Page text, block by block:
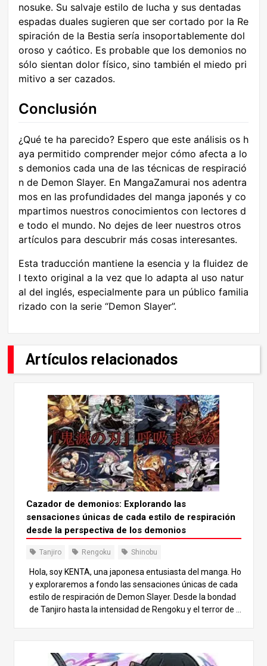
nosuke. Su salvaje estilo de lucha y sus dentadas
espadas duales sugieren que ser cortado por la Re
spiración de la Bestia sería insoportablemente dol
oroso y caótico. Es probable que los demonios no
sólo sientan dolor físico, sino también el miedo pri
mitivo a ser cazados.
Conclusión
¿Qué te ha parecido? Espero que este análisis os h
aya permitido comprender mejor cómo afecta a lo
s demonios cada una de las técnicas de respiració
n de Demon Slayer. En MangaZamurai nos adentra
mos en las profundidades del manga japonés y co
mpartimos nuestros conocimientos con lectores d
e todo el mundo. No dejes de leer nuestros otros
artículos para descubrir más cosas interesantes.
Esta traducción mantiene la esencia y la fluidez de
l texto original a la vez que lo adapta al uso natur
al del inglés, especialmente para un público familia
rizado con la serie “Demon Slayer”.
Artículos relacionados
Cazador de demonios: Explorando las
sensaciones únicas de cada estilo de respiración
desde la perspectiva de los demonios
Tanjiro Rengoku Shinobu
Hola, soy KENTA, una japonesa entusiasta del manga. Ho
y exploraremos a fondo las sensaciones únicas de cada
estilo de respiración de Demon Slayer. Desde la bondad
de Tanjiro hasta la intensidad de Rengoku y el terror de S
de respiración acuática La Respiración de Agua es una t